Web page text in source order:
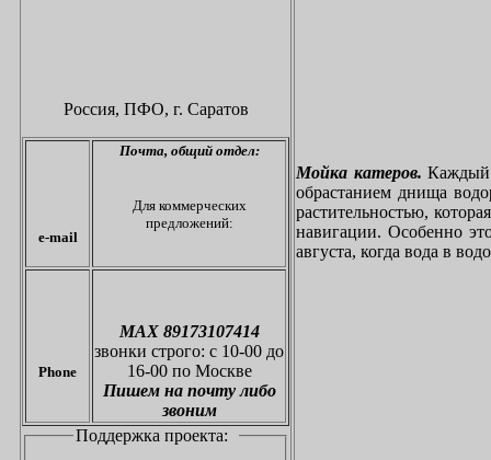
Россия, ПФО, г. Саратов
e-mail
Почта, общий отдел:
Для коммерческих
предложений:
Phone
МАХ 89173107414
звонки строго: с 10-00 до
16-00 по Москве
Пишем на почту либо
звоним
Поддержка проекта:
Мойка катеров. Каждый
обрастанием днища
растительностью,
навигации. Особенно
августа, когда вода в